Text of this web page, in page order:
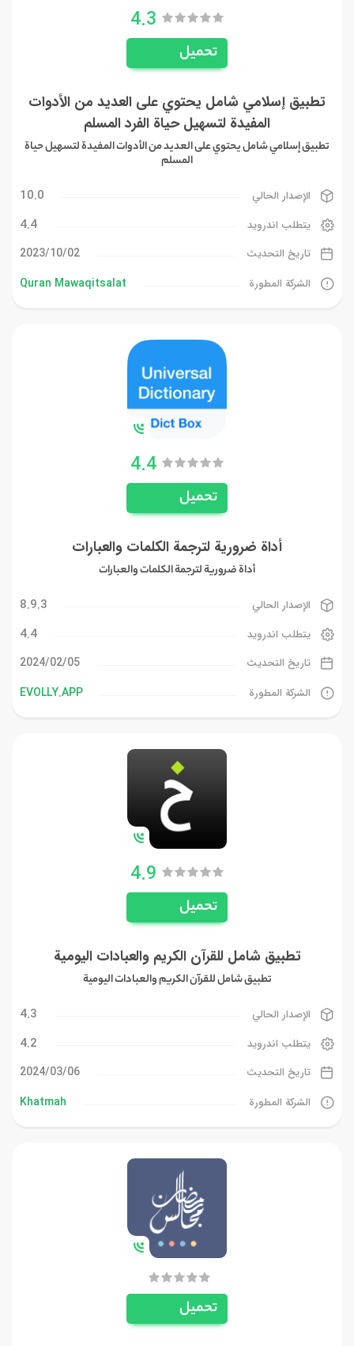
4.3
تحميل
تطبيق إسلامي شامل يحتوي على العديد من الأدوات
المفيدة لتسهيل حياة الفرد المسلم
تطبيق إسلامي شامل يحتوي على العديد من الأدوات المفيدة لتسهيل حياة
المسلم
الإصدار الحالي 10.0
يتطلب اندرويد 4.4
تاريخ التحديث 02‏/10‏/2023
الشركة المطورة Quran Mawaqitsalat
4.4
تحميل
أداة ضرورية لترجمة الكلمات والعبارات
أداة ضرورية لترجمة الكلمات والعبارات
الإصدار الحالي 8.9.3
يتطلب اندرويد 4.4
تاريخ التحديث 05‏/02‏/2024
الشركة المطورة EVOLLY.APP
4.9
تحميل
تطبيق شامل للقرآن الكريم والعبادات اليومية
تطبيق شامل للقرآن الكريم والعبادات اليومية
الإصدار الحالي 4.3
يتطلب اندرويد 4.2
تاريخ التحديث 06‏/03‏/2024
الشركة المطورة Khatmah
تحميل